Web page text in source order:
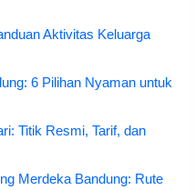
Aktivitas Keluarga
6 Pilihan Nyaman untuk
Titik Resmi, Tarif, dan
Merdeka Bandung: Rute